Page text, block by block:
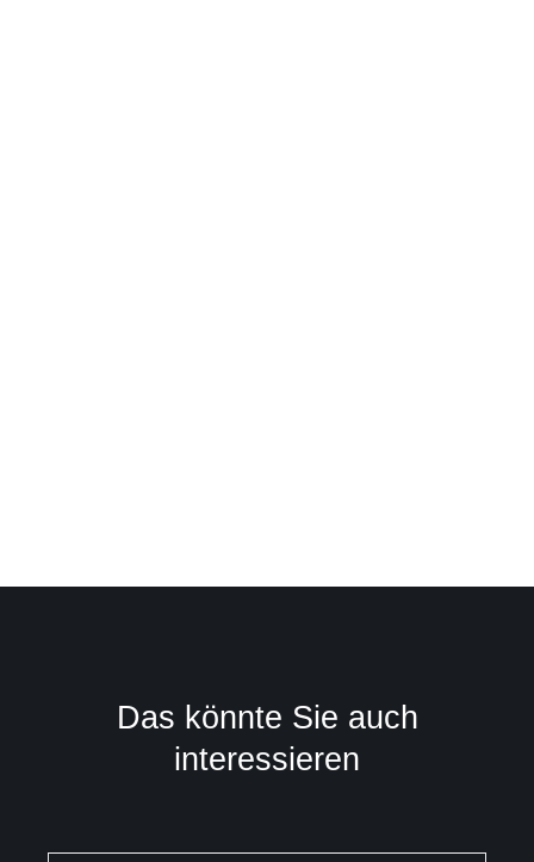
Das könnte Sie auch
interessieren